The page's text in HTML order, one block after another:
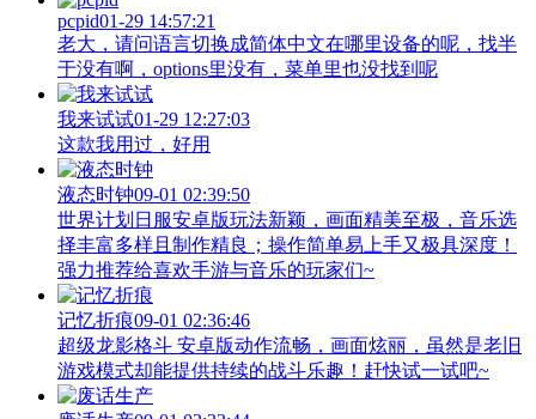
pcpid01-29 14:57:21
老大，请问语言切换成简体中文在哪里设备的呢，找半
于没有啊，options里没有，菜单里也没找到呢
我来试试01-29 12:27:03
这款我用过，好用
液态时钟09-01 02:39:50
世界计划日服安卓版玩法新颖，画面精美至极，音乐选
择丰富多样且制作精良；操作简单易上手又极具深度！
强力推荐给喜欢手游与音乐的玩家们~
记忆折痕09-01 02:36:46
超级龙影格斗 安卓版动作流畅，画面炫丽，虽然是老旧
游戏模式却能提供持续的战斗乐趣！赶快试一试吧~